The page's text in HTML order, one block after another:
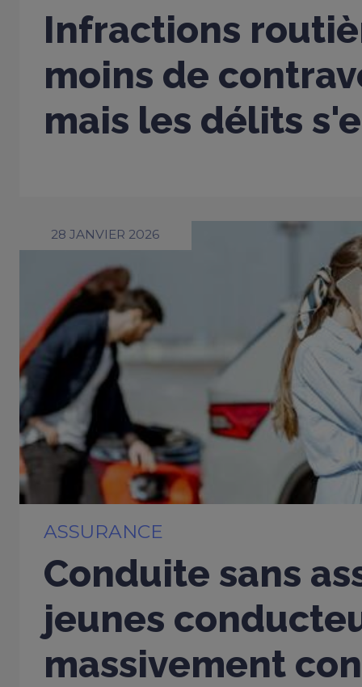
Infractions
moins de
mais les délits
28 JANVIER 2026
ASSURANCE
Conduite sans
jeunes
massivement